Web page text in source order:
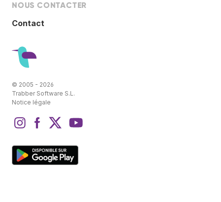
NOUS CONTACTER
Contact
© 2005 - 2026
Trabber Software S.L.
Notice légale